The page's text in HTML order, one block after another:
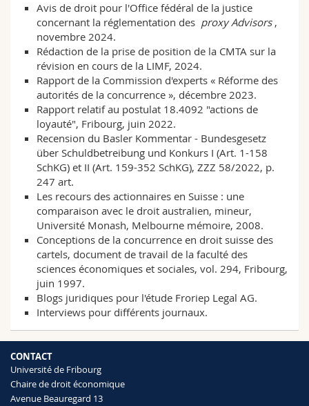
Avis de droit pour l'Office fédéral de la justice
concernant la réglementation des proxy Advisors,
novembre 2024.
Rédaction de la prise de position de la CMTA sur la
révision en cours de la LIMF, 2024.
Rapport de la Commission d'experts « Réforme des
autorités de la concurrence », décembre 2023.
Rapport relatif au postulat 18.4092 "actions de
loyauté", Fribourg, juin 2022.
Recension du Basler Kommentar - Bundesgesetz
über Schuldbetreibung und Konkurs I (Art. 1-158
SchKG) et II (Art. 159-352 SchKG), ZZZ 58/2022, p.
247 art.
Les recours des actionnaires en Suisse : une
comparaison avec le droit australien, mineur,
Université Monash, Melbourne mémoire, 2008.
Conceptions de la concurrence en droit suisse des
cartels, document de travail de la faculté des
sciences économiques et sociales, vol. 294, Fribourg,
juin 1997.
Blogs juridiques pour l'étude Froriep Legal AG.
Interviews pour différents journaux.
CONTACT
Université de Fribourg
Chaire de droit économique
Avenue Beauregard 13